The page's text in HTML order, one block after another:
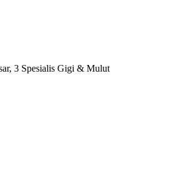
3 Spesialis Gigi & Mulut